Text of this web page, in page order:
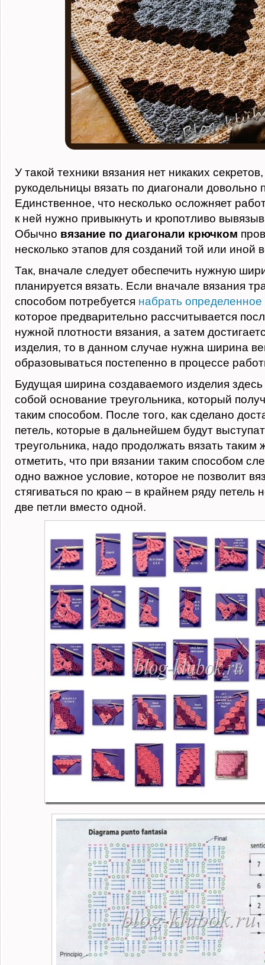
У такой техники вязания нет никаких
рукодельницы вязать по диагонали довольно
Единственное, что несколько осложняет
к ней нужно привыкнуть и кропотливо
Обычно вязание по диагонали крючком
несколько этапов для созданий той или иной
Так, вначале следует обеспечить нужную
планируется вязать. Если вначале вязания
способом потребуется набрать определенное
которое предварительно рассчитывается
нужной плотности вязания, а затем
изделия, то в данном случае нужна ширина
образовываться постепенно в процессе
Будущая ширина создаваемого изделия здесь
собой основание треугольника, который
таким способом. После того, как сделано
петель, которые в дальнейшем будут
треугольника, надо продолжать вязать
отметить, что при вязании таким способом
одно важное условие, которое не позволит
стягиваться по краю – в крайнем ряду петель
две петли вместо одной.